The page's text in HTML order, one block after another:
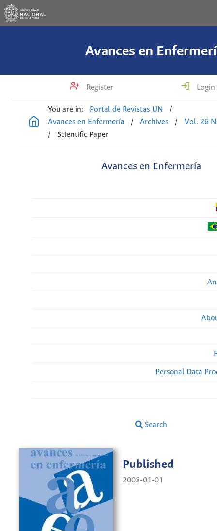
Avances en
Register Login
You are in: Portal de Revistas UN
/
Avances en Enfermería
/ Archives /
Vol. 26
/
Scientific Paper
Avances en Enfermería
Personal Data
Search
Published
2008-01-01